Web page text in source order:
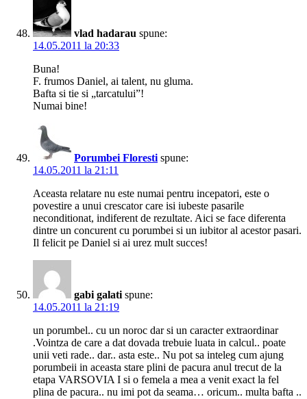
vlad hadarau spune:
14.05.2011 la 20:33
Buna!
F. frumos Daniel, ai talent, nu gluma.
Bafta si tie si „tarcatului”!
Numai bine!
Porumbei Floresti spune:
14.05.2011 la 21:11
Aceasta relatare nu este numai pentru incepatori, este o
povestire a unui crescator care isi iubeste pasarile
neconditionat, indiferent de rezultate. Aici se face diferenta
dintre un concurent cu porumbei si un iubitor al acestor pasari.
Il felicit pe Daniel si ai urez mult succes!
gabi galati spune:
14.05.2011 la 21:19
un porumbel.. cu un noroc dar si un caracter extraordinar
.Vointza de care a dat dovada trebuie luata in calcul.. poate
unii veti rade.. dar.. asta este.. Nu pot sa inteleg cum ajung
porumbeii in aceasta stare plini de pacura anul trecut de la
etapa VARSOVIA I si o femela a mea a venit exact la fel
plina de pacura.. nu imi pot da seama… oricum.. multa bafta ..